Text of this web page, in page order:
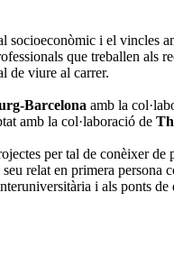
i el vincles
que treballen als
de viure al carrer.
Barcelona amb la
amb la col·laboració de
per tal de conèixer
relat en primera persona
i als ponts de